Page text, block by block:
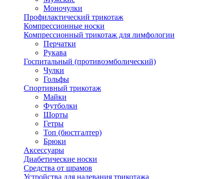
Моночулки
Профилактический трикотаж
Компрессионные носки
Компрессионный трикотаж для лимфологии
Перчатки
Рукава
Госпитальный (противоэмболический)
Чулки
Гольфы
Спортивный трикотаж
Майки
Футболки
Шорты
Гетры
Топ (бюстгалтер)
Брюки
Аксессуары
Диабетические носки
Средства от шрамов
Устройства для надевания трикотажа